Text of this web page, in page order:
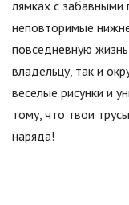
лямках с забавными
неповторимые
повседневную
владельцу, так и
веселые рисунки и
тому, что твои
наряда!